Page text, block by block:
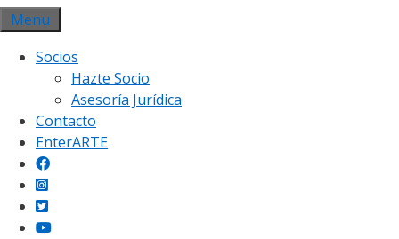
Saltar
al
contenido
Menu
Socios
Hazte Socio
Asesoría Jurídica
Contacto
EnterARTEGalería fotográfica